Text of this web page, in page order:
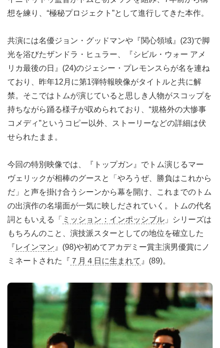
想を練り、“極秘プロジェクト”として進行してきた本作。
共演には名優ジョン・グッドマンや『関心領域』(23)で脚
光を浴びたザンドラ・ヒュラー、『シビル・ウォー アメ
リカ最後の日』(24)のジェシー・プレモンスらが名を連ね
ており、昨年12月に第1弾特報映像がタイトルと共に解
禁。そこではトムが演じていると思しき人物がスコップを
持ちながら踊る様子が収められており、“規格外の大惨事
コメディ”というコピー以外、ストーリーなどの詳細は伏
せられたまま。
今回の特別映像では、『トップガン』でトム演じるマー
ヴェリックが相棒のグースと「やろうぜ、勝負はこれから
だ」と声を掛け合うシーンから幕を開け、これまでのトム
の出演作の名場面が一気に映しだされていく。トムの代名
詞ともいえる「 ミッション：インポッシブル 」シリーズは
もちろんのこと、演技派スターとしての地位を確立した
『レインマン 』(98)や初めてアカデミー賞主演男優賞にノ
ミネートされた『 ７月４日に生まれて 』(89)。